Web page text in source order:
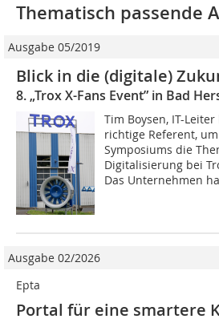
Thematisch passende
Ausgabe 05/2019
Blick in die (digitale)
8. „Trox X-Fans Event” in Bad
Tim Boysen, IT-
richtige Referent,
Symposiums die
Digitalisierung bei
Das Unternehmen
Ausgabe 02/2026
Epta
Portal für eine smartere